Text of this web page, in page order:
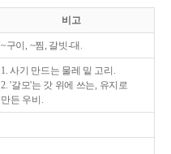
비고
~구이, ~찜, 갈빗-대.
1. 사기 만드는 물레 밑 고리.
2. '갈모'는 갓 위에 쓰는, 유지로
만든 우비.